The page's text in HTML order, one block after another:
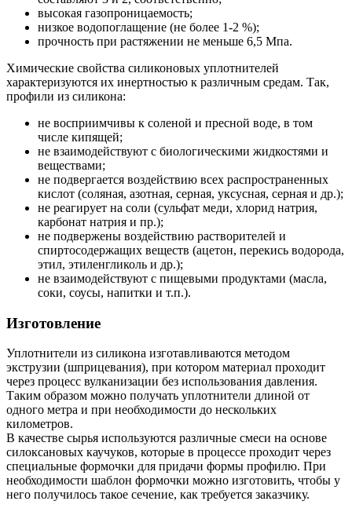
высокая газопроницаемость;
низкое водопоглащение (не более 1-2 %);
прочность при растяжении не меньше 6,5 Мпа.
Химические свойства силиконовых уплотнителей
характеризуются их инертностью к различным средам. Так,
профили из силикона:
не восприимчивы к соленой и пресной воде, в том
числе кипящей;
не взаимодействуют с биологическими жидкостями и
веществами;
не подвергается воздействию всех распространенных
кислот (соляная, азотная, серная, уксусная, серная и др.);
не реагирует на соли (сульфат меди, хлорид натрия,
карбонат натрия и пр.);
не подвержены воздействию растворителей и
спиртосодержащих веществ (ацетон, перекись водорода,
этил, этиленгликоль и др.);
не взаимодействуют с пищевыми продуктами (масла,
соки, соусы, напитки и т.п.).
Изготовление
Уплотнители из силикона изготавливаются методом
экструзии (шприцевания), при котором материал проходит
через процесс вулканизации без использования давления.
Таким образом можно получать уплотнители длиной от
одного метра и при необходимости до нескольких
километров.
В качестве сырья используются различные смеси на основе
силоксановых каучуков, которые в процессе проходит через
специальные формочки для придачи формы профилю. При
необходимости шаблон формочки можно изготовить, чтобы у
него получилось такое сечение, как требуется заказчику.